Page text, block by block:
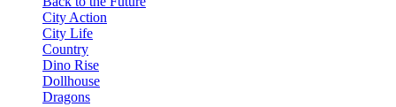
City Action
City Life
Country
Dino Rise
Dollhouse
Dragons